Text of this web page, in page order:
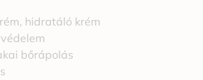
hidratáló krém
bőrápolás